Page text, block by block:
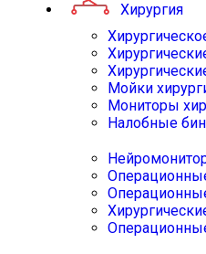
Хирургия
Мойки
Мониторы
Налобные